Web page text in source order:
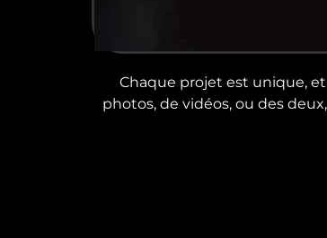
Chaque projet est unique,
photos, de vidéos, ou des